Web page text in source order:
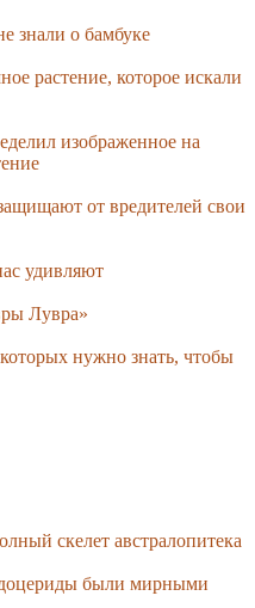
знали о бамбуке
растение, которое искали
изображенное на
от вредителей свои
удивляют
Лувра»
нужно знать, чтобы
скелет австралопитека
были мирными